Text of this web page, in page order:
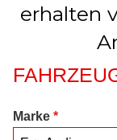
erhalten
Marke *